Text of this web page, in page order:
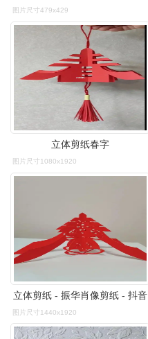
图片尺寸479x429
立体剪纸春字
图片尺寸1080x1920
立体剪纸 - 振华肖像剪纸 - 抖音
图片尺寸1440x1920